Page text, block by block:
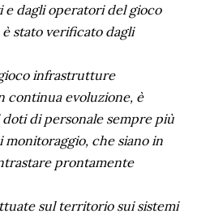
e dagli operatori del gioco
stato verificato dagli
infrastrutture
continua evoluzione, è
doti di personale sempre più
monitoraggio, che siano in
prontamente
sul territorio sui sistemi